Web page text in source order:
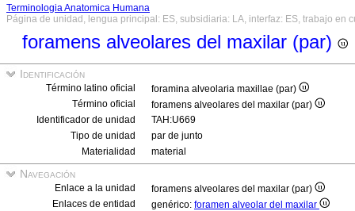
Terminologia Anatomica Humana
Página de unidad, lengua principal: ES, subsidiaria: LA, interfaz: ES, trabajo en
foramens alveolares del maxilar (par)
Identificación
Término latino oficial
foramina alveolaria maxillae (par)
Término oficial
foramens alveolares del maxilar (par)
Identificador de unidad
TAH:U669
Tipo de unidad
par de junto
Materialidad
material
Navegación
Enlace a la unidad
foramens alveolares del maxilar (par)
Enlaces de entidad
genérico: foramen alveolar del maxilar